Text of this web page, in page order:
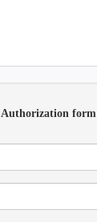
Authorization form